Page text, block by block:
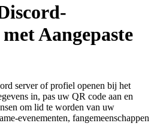
met Aangepaste
server of profiel openen bij het
in, pas uw QR code aan en
om lid te worden van uw
evenementen, fangemeenschappen